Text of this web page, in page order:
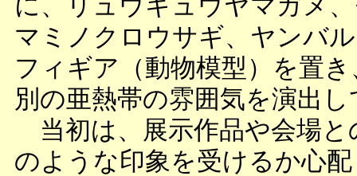
マミノクロウサギ、ヤンバ
フィギア（動物模型）を置
別の亜熱帯の雰囲気を演出
当初は、展示作品や会場と
のような印象を受けるか心